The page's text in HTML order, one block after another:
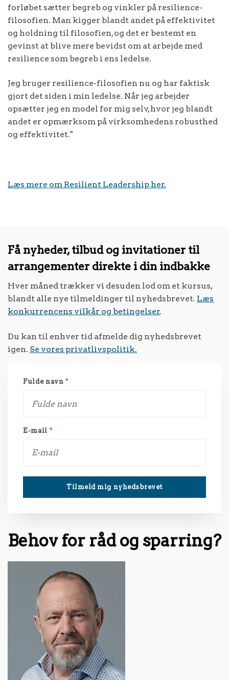
forløbet sætter begreb og vinkler på resilience-
filosofien. Man kigger blandt andet på effektivitet
og holdning til filosofien, og det er bestemt en
gevinst at blive mere bevidst om at arbejde med
resilience som begreb i ens ledelse.
Jeg bruger resilience-filosofien nu og har faktisk
gjort det siden i min ledelse. Når jeg arbejder
opsætter jeg en model for mig selv, hvor jeg blandt
andet er opmærksom på virksomhedens robusthed
og effektivitet."
Læs mere om Resilient Leadership her.
Få nyheder, tilbud og invitationer til
arrangementer direkte i din indbakke
Hver måned trækker vi desuden lod om et kursus,
blandt alle nye tilmeldinger til nyhedsbrevet. Læs
konkurrencens vilkår og betingelser.
Du kan til enhver tid afmelde dig nyhedsbrevet
igen. Se vores privatlivspolitik.
Fulde navn*
E-mail *
Behov for råd og sparring?